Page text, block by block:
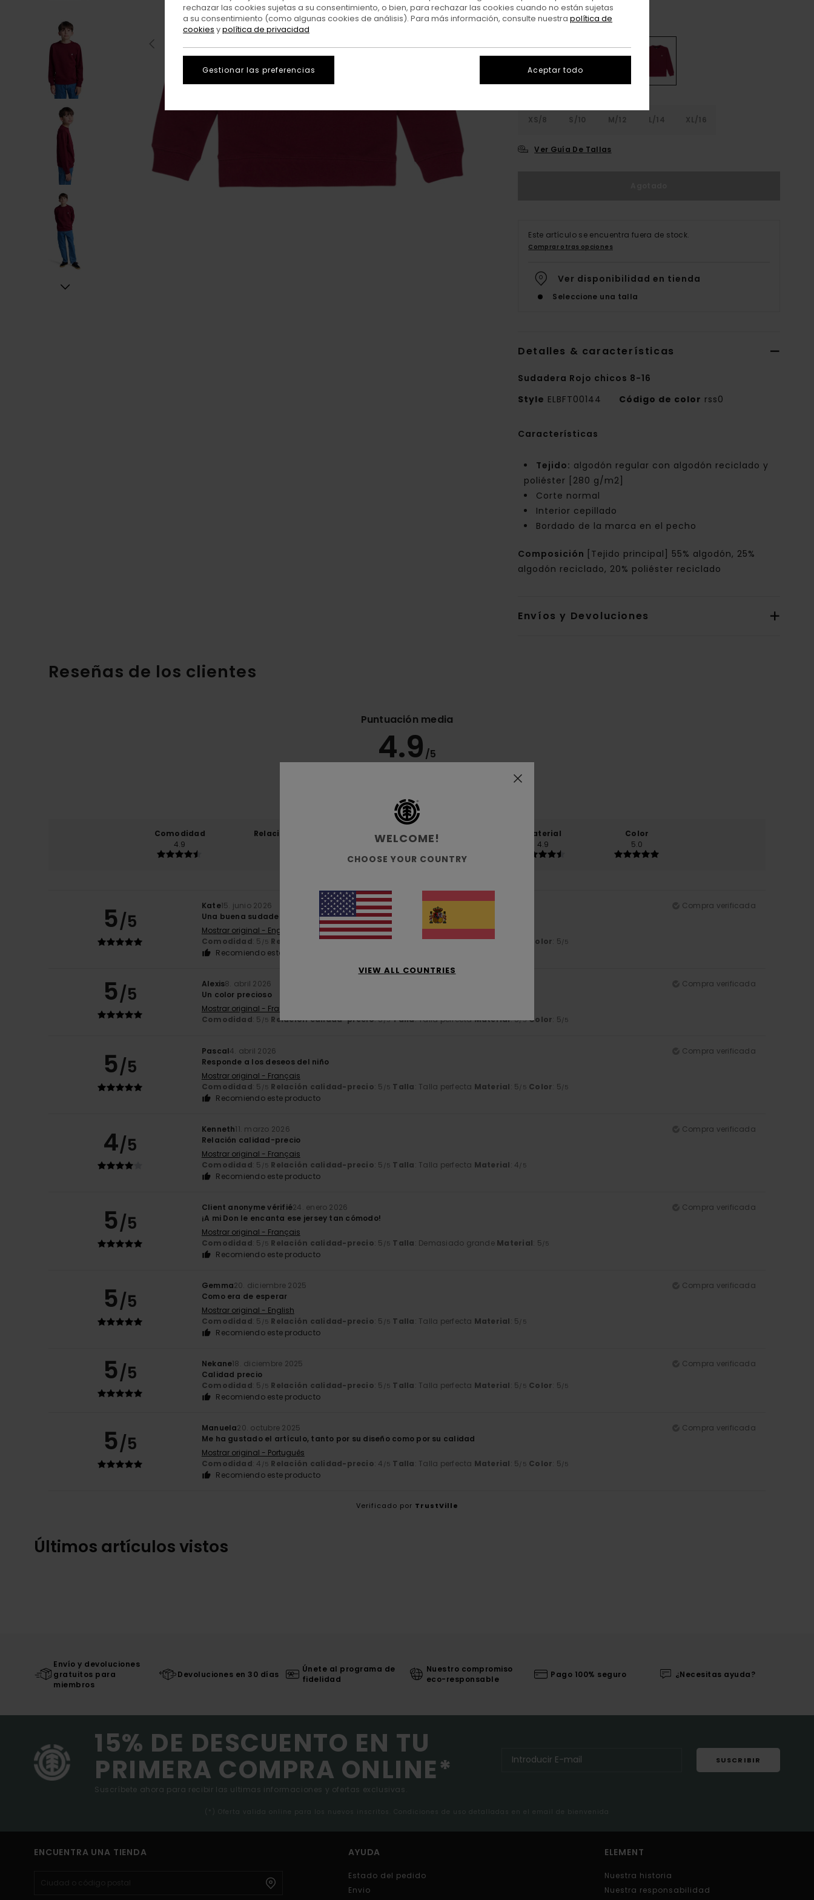
ColorZinfandel
XS/8 S/10 M/12 L/14 XL/16
Ver Guía De Tallas
Este artículo se encuentra fuera de stock.
Comprar otras opciones
Ver disponibilidad en tienda
Seleccione una talla
Detalles & características
Sudadera Rojo chicos 8-16
Style ELBFT00144 Código de color rss0
Características
Tejido: algodón regular con algodón reciclado y
poliéster [280 g/m2]
Corte normal
Interior cepillado
Bordado de la marca en el pecho
Composición
[Tejido principal] 55% algodón, 25%
algodón reciclado, 20% poliéster reciclado
Envíos y Devoluciones
Reseñas de los clientes
Puntuación media
4.9 /5
El 88% de nuestros clientes recomiendan este producto
Comodidad
4.9
Relación calidad-precio
Talla
Material
4.9
Color
5.0
5/5
Kate15. junio 2026
Compra verificada
Una buena sudadera para mi hijo adolescente
Mostrar original - English
Comodidad: 5 /5 Relación calidad-precio: 5/5 : Talla perfectaMaterial Color: 5/5
Recomiendo este producto
5/5 Alexis8. abril 2026
Compra verificada
Un color precioso
Mostrar original - Français
Comodidad: 5 /5 Relación calidad-precio: 5/5 Talla: Talla perfectaMaterial: 5/5 Color: 5/5
5/5
Pascal4. abril 2026
Compra verificada
Responde a los deseos del niño
Mostrar original - Français
Comodidad: 5 /5 Relación calidad-precio: 5 /5 Talla: Talla perfecta Material: 5/5 Color: 5/5
Recomiendo este producto
4/5
Kenneth11. marzo 2026
Compra verificada
Relación calidad-precio
Mostrar original - Français
Comodidad: 5 /5 Relación calidad-precio: 5 /5 Talla: Talla perfecta Material: 4/5
Recomiendo este producto
5/5
Client anonyme vérifié24. enero 2026
Compra verificada
¡A mi Don le encanta ese jersey tan cómodo!
Mostrar original - Français
Comodidad: 5 /5 Relación calidad-precio: 5 /5 Talla: Demasiado grande Material: 5/5
Recomiendo este producto
5/5
Gemma20. diciembre 2025
Compra verificada
Como era de esperar
Mostrar original - English
Comodidad: 5 /5 Relación calidad-precio: 5 /5 Talla: Talla perfecta Material: 5/5
Recomiendo este producto
5/5 Nekane18. diciembre 2025
Compra verificada
Calidad precio
Comodidad: 5 /5 Relación calidad-precio: 5 /5 Talla: Talla perfecta Material: 5/5 Color: 5/5
Recomiendo este producto
5/5
Manuela20. octubre 2025
Compra verificada
Me ha gustado el artículo, tanto por su diseño como por su calidad
Mostrar original - Português
Comodidad: 4 /5 Relación calidad-precio: 4 /5 Talla: Talla perfecta Material: 5/5 Color: 5/5
Recomiendo este producto
Verificado por TrustVille
Últimos artículos vistos
Envío y devoluciones
gratuitos para
miembros
Devoluciones en 30 días
Únete al programa de
fidelidad
Nuestro compromiso
eco-responsable
Pago 100% seguro ¿Necesitas ayuda?
15% DE DESCUENTO EN TU
PRIMERA COMPRA ONLINE*
Suscríbete ahora para recibir las ultimas informaciones y ofertas exclusivas.
SUSCRIBIR
(*) Oferta valida online para los nuevos inscritos. Condiciones de uso detalladas en el email de bienvenida
ENCUENTRA UNA TIENDA AYUDA
Estado del pedido
Envio
ELEMENT
Nuestra historia
Nuestra responsabilidad
WELCOME!
CHOOSE YOUR COUNTRY
VIEW ALL COUNTRIES
rechazar las cookies sujetas a su consentimiento, o bien, para rechazar las cookies cuando no están sujetas
a su consentimiento (como algunas cookies de análisis). Para más información, consulte nuestra política de
cookies ypolítica de privacidad
Gestionar las preferencias Aceptar todo